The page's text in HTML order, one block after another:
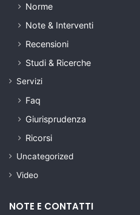
Norme
Note & Interventi
Recensioni
Studi & Ricerche
Servizi
Faq
Giurisprudenza
Ricorsi
Uncategorized
Video
NOTE E CONTATTI